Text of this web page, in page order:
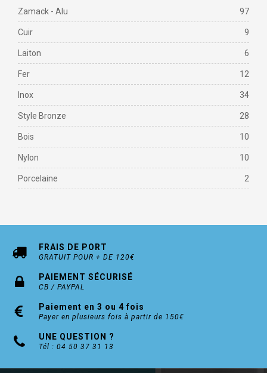
Zamack - Alu 97
Cuir 9
Laiton 6
Fer 12
Inox 34
Style Bronze 28
Bois 10
Nylon 10
Porcelaine 2
FRAIS DE PORT
GRATUIT POUR + DE 120€
PAIEMENT SÉCURISÉ
CB / PAYPAL
Paiement en 3 ou 4 fois
Payer en plusieurs fois à partir de 150€
UNE QUESTION ?
Tél : 04 50 37 31 13